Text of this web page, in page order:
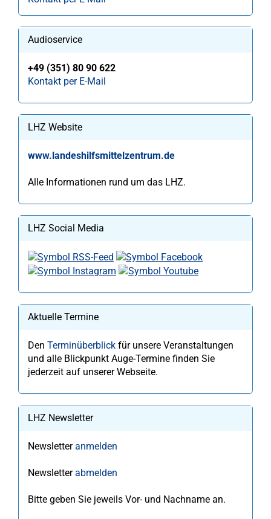
Audioservice
+49 (351) 80 90 622
Kontakt per E-Mail
LHZ Website
www.landeshilfsmittelzentrum.de
Alle Informationen rund um das LHZ.
LHZ Social Media
Aktuelle Termine
Den Terminüberblick für unsere Veranstaltungen
und alle Blickpunkt Auge-Termine finden Sie
jederzeit auf unserer Webseite.
LHZ Newsletter
Newsletteranmelden
Newsletterabmelden
Bitte geben Sie jeweils Vor- und Nachname an.